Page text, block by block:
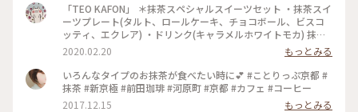
「TEO KAFON」 ＊抹茶スペシャルスイーツセット ・抹茶スイ
ーツプレート(タルト、ロールケーキ、チョコボール、ビスコ
ッティ、エクレア) ・ドリンク(キャラメルホワイトモカ) 抹茶
三昧出来て大満足したそうです。 フォークを2本用意して頂い
たのですが、娘一人で完食でした。 #TEO KAFON#抹茶三昧#
プチことりっぷ京都#冬のおでかけ
2020.02.20
もっとみる
いろんなタイプのお抹茶が食べたい時に💕 #ことりっぷ京都 #
抹茶 #新京極 #前田珈琲 #河原町 #京都 #カフェ #コーヒー
2017.12.15
もっとみる